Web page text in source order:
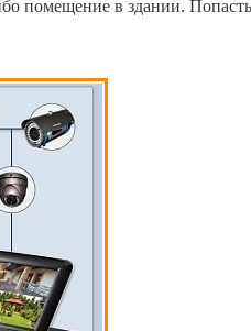
помещение в здании.